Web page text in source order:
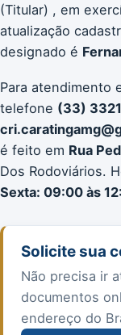
(Titular) , em
atualização
designado é
Para atendimento
telefone (33)
é feito em Rua
Dos Rodoviários.
Sexta: 09:00 às
Solicite sua
Não precisa ir
documentos
endereço do